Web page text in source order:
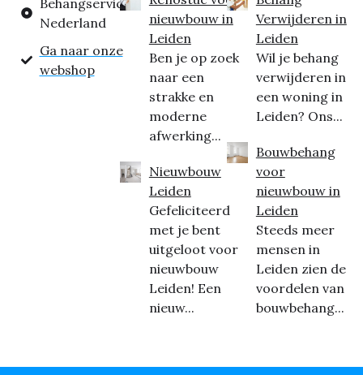
Behangservice
Nederland
Ga naar onze
webshop
nieuwbouw in
Leiden
Ben je op zoek
naar een
strakke en
moderne
afwerking...
Nieuwbouw
Leiden
Gefeliciteerd
met je bent
uitgeloot voor
nieuwbouw
Leiden! Een
nieuw...
Verwijderen in
Leiden
Wil je behang
verwijderen in
een woning in
Leiden? Ons...
Bouwbehang
voor
nieuwbouw in
Leiden
Steeds meer
mensen in
Leiden zien de
voordelen van
bouwbehang...